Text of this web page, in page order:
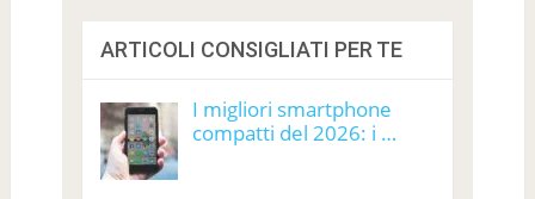
ARTICOLI CONSIGLIATI PER TE
I migliori smartphone
compatti del 2026: i …